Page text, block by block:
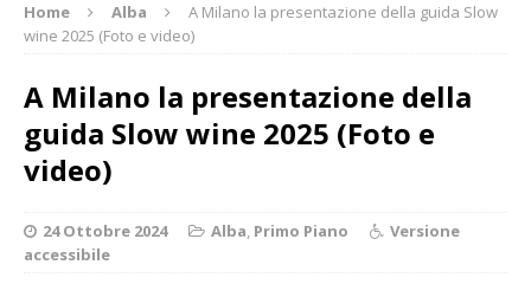
Home Alba
A Milano la presentazione della guida Slow
wine 2025 (Foto e video)
A Milano la presentazione della
guida Slow wine 2025 (Foto e
video)
24 Ottobre 2024 Alba, Primo Piano
Versione
accessibile